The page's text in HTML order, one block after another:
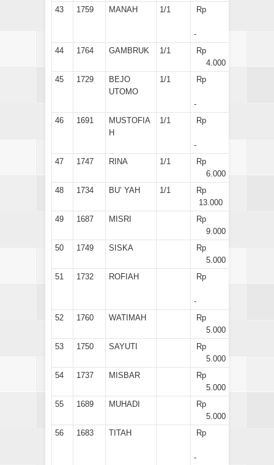
43 1759 MANAH 1/1 Rp
-
44
1764 GAMBRUK 1/1
Rp
4.000
45
1729
BEJO
UTOMO
1/1 Rp
-
46
1691
MUSTOFIA
H
1/1 Rp
-
47
1747 RINA 1/1
Rp
6.000
48
1734 BU’ YAH 1/1
Rp
13.000
49
1687 MISRI
Rp
9.000
50
1749 SISKA
Rp
5.000
51
1732 ROFIAH Rp
-
52
1760 WATIMAH
Rp
5.000
53
1750 SAYUTI
Rp
5.000
54
1737 MISBAR
Rp
5.000
55
1689 MUHADI
Rp
5.000
56
1683 TITAH Rp
-